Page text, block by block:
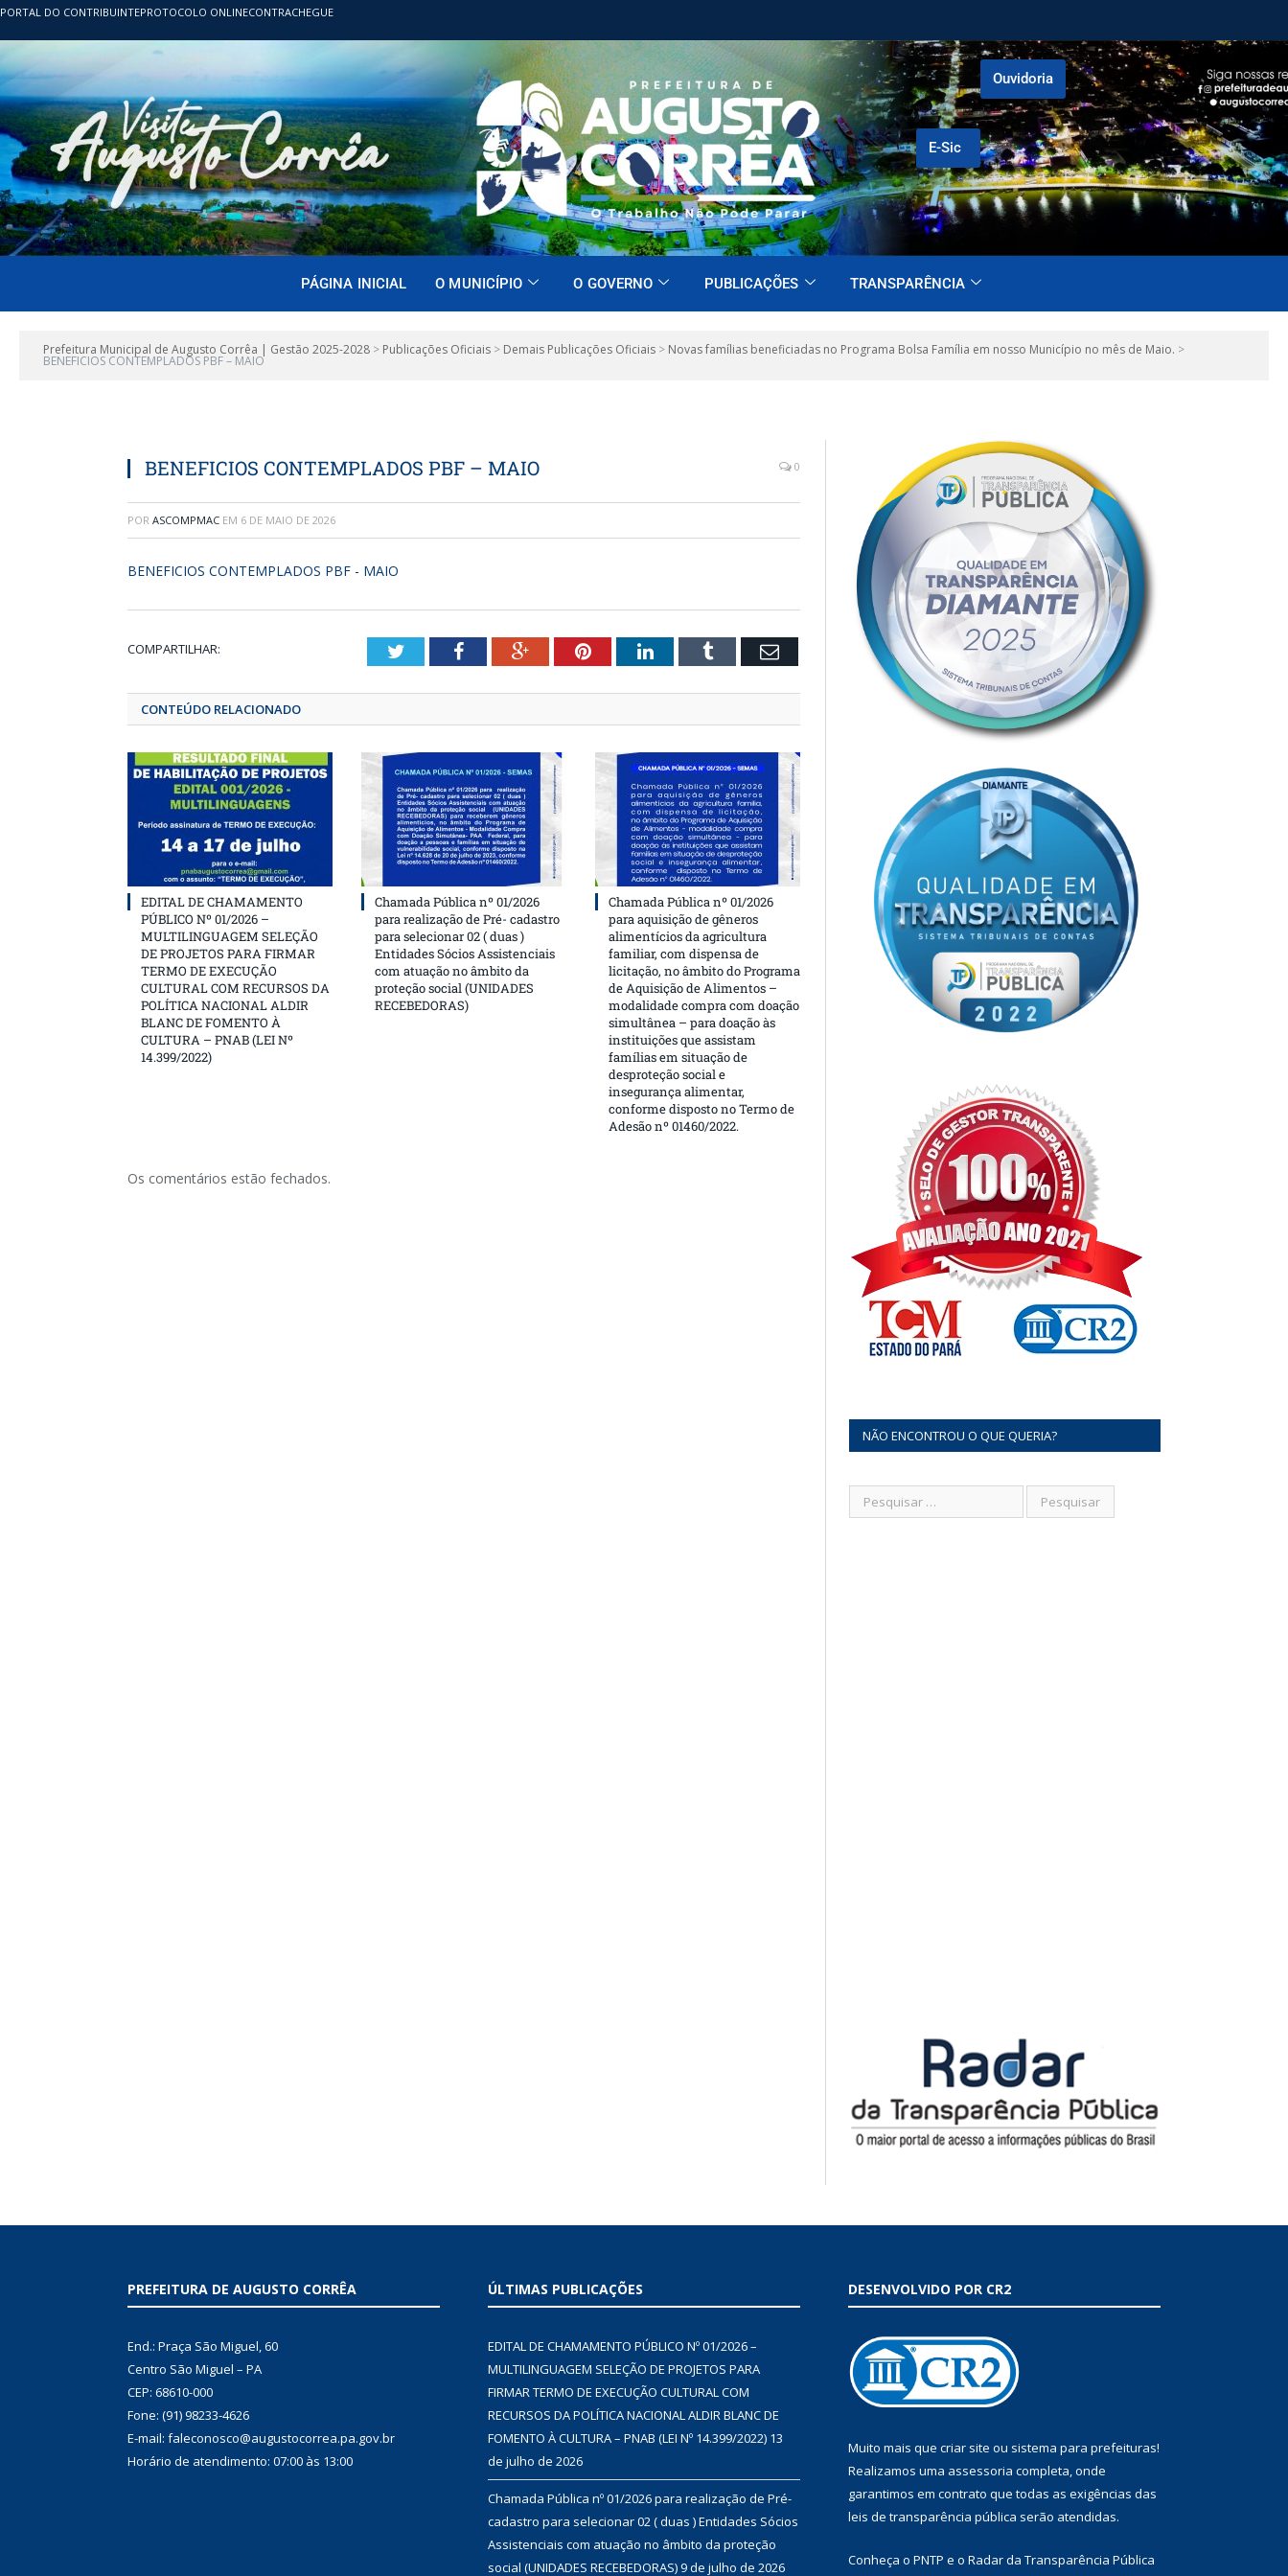
PORTAL DO CONTRIBUINTEPROTOCOLO ONLINECONTRACHEGUE
E-Sic
Ouvidoria
PÁGINA INICIAL O MUNICÍPIO O GOVERNO PUBLICAÇÕES TRANSPARÊNCIA
Prefeitura Municipal de Augusto Corrêa | Gestão 2025-2028 > Publicações Oficiais > Demais Publicações Oficiais > Novas famílias beneficiadas no Programa Bolsa Família em nosso Município no mês de Maio. >
BENEFICIOS CONTEMPLADOS PBF – MAIO
BENEFICIOS CONTEMPLADOS PBF – MAIO 0
POR ASCOMPMAC EM 6 DE MAIO DE 2026
BENEFICIOS CONTEMPLADOS PBF - MAIO
COMPARTILHAR: TwitterFacebookGoogle+Pinterest
LinkedInTumblrEmail
CONTEÚDO RELACIONADO
EDITAL DE CHAMAMENTO
PÚBLICO Nº 01/2026 –
MULTILINGUAGEM SELEÇÃO
DE PROJETOS PARA FIRMAR
TERMO DE EXECUÇÃO
CULTURAL COM RECURSOS DA
POLÍTICA NACIONAL ALDIR
BLANC DE FOMENTO À
CULTURA – PNAB (LEI Nº
14.399/2022)
Chamada Pública nº 01/2026
para realização de Pré- cadastro
para selecionar 02 ( duas )
Entidades Sócios Assistenciais
com atuação no âmbito da
proteção social (UNIDADES
RECEBEDORAS)
Chamada Pública nº 01/2026
para aquisição de gêneros
alimentícios da agricultura
familiar, com dispensa de
licitação, no âmbito do Programa
de Aquisição de Alimentos –
modalidade compra com doação
simultânea – para doação às
instituições que assistam
famílias em situação de
desproteção social e
insegurança alimentar,
conforme disposto no Termo de
Adesão nº 01460/2022.
Os comentários estão fechados.
NÃO ENCONTROU O QUE QUERIA?
PREFEITURA DE AUGUSTO CORRÊA
End.: Praça São Miguel, 60
Centro São Miguel – PA
CEP: 68610-000
Fone: (91) 98233-4626
E-mail: faleconosco@augustocorrea.pa.gov.br
Horário de atendimento: 07:00 às 13:00
ÚLTIMAS PUBLICAÇÕES
EDITAL DE CHAMAMENTO PÚBLICO Nº 01/2026 –
MULTILINGUAGEM SELEÇÃO DE PROJETOS PARA
FIRMAR TERMO DE EXECUÇÃO CULTURAL COM
RECURSOS DA POLÍTICA NACIONAL ALDIR BLANC DE
FOMENTO À CULTURA – PNAB (LEI Nº 14.399/2022) 13
de julho de 2026
Chamada Pública nº 01/2026 para realização de Pré-
cadastro para selecionar 02 ( duas ) Entidades Sócios
Assistenciais com atuação no âmbito da proteção
social (UNIDADES RECEBEDORAS)9 de julho de 2026
DESENVOLVIDO POR CR2
Muito mais que criar site ou sistema para prefeituras!
Realizamos uma assessoria completa, onde
garantimos em contrato que todas as exigências das
leis de transparência pública serão atendidas.
Conheça o PNTP e o Radar da Transparência Pública